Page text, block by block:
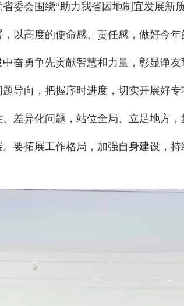
委会围绕“助力我省因地制宜发展新
以高度的使命感、责任感，做好今
奋勇争先贡献智慧和力量，彰显诤
导向，把握序时进度，切实开展好
差异化问题，站位全局、立足地方
要拓展工作格局，加强自身建设，